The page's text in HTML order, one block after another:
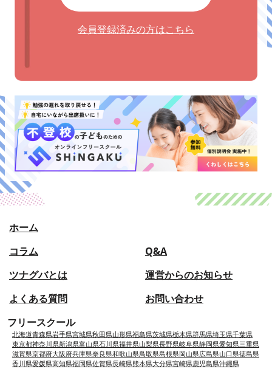
会員登録済みの方はこちら
ホーム
コラム
Q&A
ツナグバとは
よくある質問
運営からのお知らせ
お問い合わせ
フリースクール
北海道青森県岩手県宮城県秋田県山形県福島県茨城県栃木県群馬県埼玉県千葉県
東京都神奈川県新潟県富山県石川県福井県山梨県長野県岐阜県静岡県愛知県三重県
滋賀県京都府大阪府兵庫県奈良県和歌山県鳥取県島根県岡山県広島県山口県徳島県
香川県愛媛県高知県福岡県佐賀県長崎県熊本県大分県宮崎県鹿児島県沖縄県